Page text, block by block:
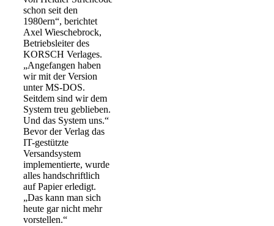
schon seit den
1980ern“, berichtet
Axel Wieschebrock,
Betriebsleiter des
KORSCH Verlages.
„Angefangen haben
wir mit der Version
unter MS-DOS.
Seitdem sind wir dem
System treu geblieben.
Und das System uns.“
Bevor der Verlag das
IT-gestützte
Versandsystem
implementierte, wurde
alles handschriftlich
auf Papier erledigt.
„Das kann man sich
heute gar nicht mehr
vorstellen.“